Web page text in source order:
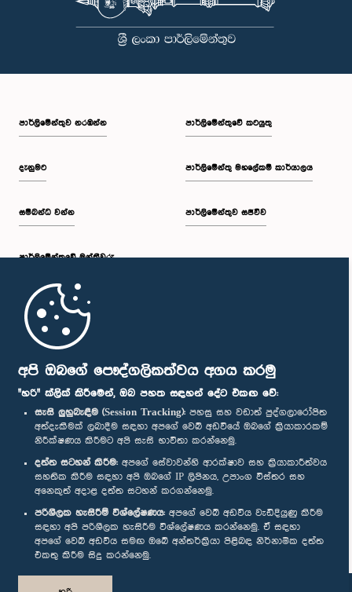
අපි ඔබගේ පෞද්ගලිකත්වය අගය කරමු
"හරි" ක්ලික් කිරීමෙන්, ඔබ පහත සඳහන් දේට එකඟ වේ:
සැසි ලුහුබැඳීම (Session Tracking): පහසු සහ වඩාත් පුද්ගලාරෝපිත
අත්දැකීමක් ලබාදීම සඳහා අපගේ වෙබ් අඩවියේ ඔබගේ ක්‍රියාකාරකම්
නිරීක්ෂණය කිරීමට අපි සැසි භාවිතා කරන්නෙමු.
දත්ත සටහන් කිරීම: අපගේ සේවාවන්හි ආරක්ෂාව සහ ක්‍රියාකාරීත්වය
සහතික කිරීම සඳහා අපි ඔබගේ IP ලිපිනය, උපාංග විස්තර සහ
අනෙකුත් අදාළ දත්ත සටහන් කරගන්නෙමු.
පරිශීලක හැසිරීම් විශ්ලේෂණය: අපගේ වෙබ් අඩවිය වැඩිදියුණු කිරීම
සඳහා අපි පරිශීලක හැසිරීම විශ්ලේෂණය කරන්නෙමු. ඒ සඳහා
අපගේ වෙබ් අඩවිය සමඟ ඔබේ අන්තර්ක්‍රියා පිළිබඳ නිර්නාමික දත්ත
එකතු කිරීම සිදු කරන්නෙමු.
ගරු තිස්ස අත්තනායක මහතා, පා.ම.
සාමාජික
ගරු කේ. සුජිත් සංජය පෙරේරා මහතා, පා.ම.
ගරු වීරසේන ගමගේ මහතා, පා.ම.
සාමාජික
පාර්ලි‌මේන්තුව නරඹන්න
දැනුමට
සම්බන්ධ වන්න
පාර්ලි‌මේන්තුවේ මන්ත්‍රීවරු
මුල් පිටුව
පාර්ලිමේන්තුවේ කටයුතු
පාර්ලිමේන්තු මහලේකම් කාර්යාලය
පාර්ලිමේන්තුව සජීවීව
පාර්ලිමේන්තු ජංගම යෙදුම
අප හා සම්බන්ධ වී සිටින්න :
සම්මාන
පෞද්ගලිකත්ව ප්‍රතිපත්තිය